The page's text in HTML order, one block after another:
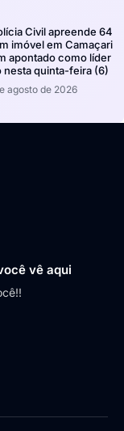
Civil apreende 64
imóvel em Camaçari
apontado como líder
nesta quinta-feira (6)
agosto de 2026
vê aqui